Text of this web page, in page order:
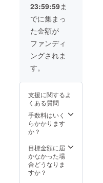
23:59:59ま
でに集まっ
た金額が
ファンディ
ングされま
す。
支援に関するよ
くある質問
手数料はいく
らかかります
か？
目標金額に届
かなかった場
合どうなりま
すか？